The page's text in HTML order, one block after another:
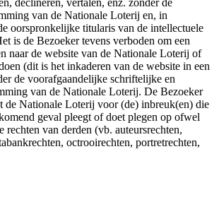
declineren, vertalen, enz. zonder de
van de Nationale Loterij en, in
oorspronkelijke titularis van de intellectuele
is de Bezoeker tevens verboden om een
naar de website van de Nationale Loterij of
(dit is het inkaderen van de website in een
de voorafgaandelijke schriftelijke en
van de Nationale Loterij. De Bezoeker
de Nationale Loterij voor (de) inbreuk(en) die
geval pleegt of doet plegen op ofwel
rechten van derden (vb. auteursrechten,
octrooirechten, portretrechten,